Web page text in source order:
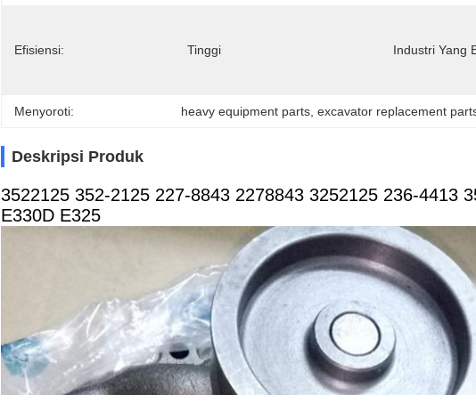
Efisiensi: Tinggi Industri Yang
Menyoroti: heavy equipment parts , excavator replacement
Deskripsi Produk
3522125 352-2125 227-8843 2278843 3252125 236-4413
E330D E325